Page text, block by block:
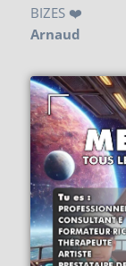
BIZES ❤️
Arnaud